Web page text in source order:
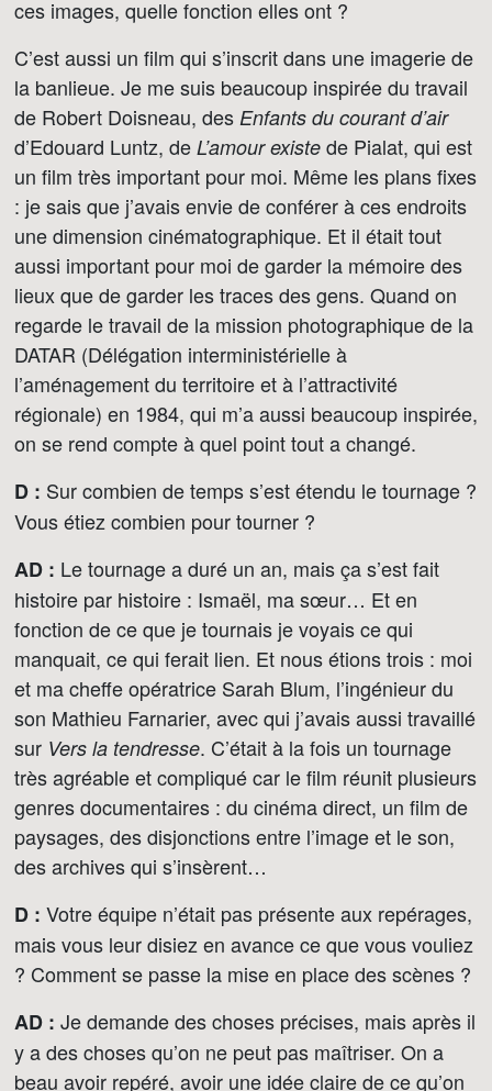
ces images, quelle fonction elles ont ?
C’est aussi un film qui s’inscrit dans une imagerie de
la banlieue. Je me suis beaucoup inspirée du travail
de Robert Doisneau, des Enfants du courant d’air
d’Edouard Luntz, de L’amour existe de Pialat, qui est
un film très important pour moi. Même les plans fixes
: je sais que j’avais envie de conférer à ces endroits
une dimension cinématographique. Et il était tout
aussi important pour moi de garder la mémoire des
lieux que de garder les traces des gens. Quand on
regarde le travail de la mission photographique de la
DATAR (Délégation interministérielle à
l’aménagement du territoire et à l’attractivité
régionale) en 1984, qui m’a aussi beaucoup inspirée,
on se rend compte à quel point tout a changé.
D : Sur combien de temps s’est étendu le tournage ?
Vous étiez combien pour tourner ?
AD : Le tournage a duré un an, mais ça s’est fait
histoire par histoire : Ismaël, ma sœur… Et en
fonction de ce que je tournais je voyais ce qui
manquait, ce qui ferait lien. Et nous étions trois : moi
et ma cheffe opératrice Sarah Blum, l’ingénieur du
son Mathieu Farnarier, avec qui j’avais aussi travaillé
sur Vers la tendresse. C’était à la fois un tournage
très agréable et compliqué car le film réunit plusieurs
genres documentaires : du cinéma direct, un film de
paysages, des disjonctions entre l’image et le son,
des archives qui s’insèrent…
D : Votre équipe n’était pas présente aux repérages,
mais vous leur disiez en avance ce que vous vouliez
? Comment se passe la mise en place des scènes ?
AD : Je demande des choses précises, mais après il
y a des choses qu’on ne peut pas maîtriser. On a
beau avoir repéré, avoir une idée claire de ce qu’on